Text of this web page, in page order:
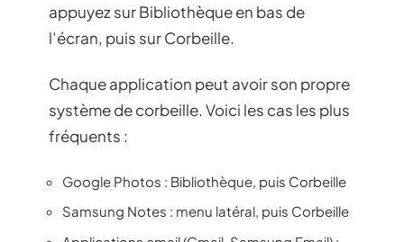
appuyez sur Bibliothèque en bas de
l’écran, puis sur Corbeille.
Chaque application peut avoir son propre
système de corbeille. Voici les cas les plus
fréquents :
Google Photos : Bibliothèque, puis Corbeille
Samsung Notes : menu latéral, puis Corbeille